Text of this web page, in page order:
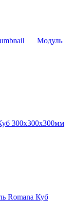
Модуль
300х300х300мм
Romana Куб